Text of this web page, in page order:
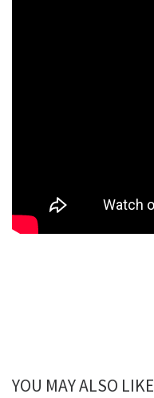
YOU MAY ALSO LIKE